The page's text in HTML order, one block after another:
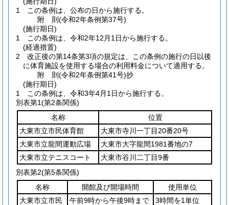
1
この条例は、公布の日から施行する。
附 則(令和2年条例第37号)
(施行期日)
1
この条例は、令和2年12月1日から施行する。
(経過措置)
2
改正後の第14条第3項の規定は、この条例の施行の日以後
に体育施設を使用する場合の利用料金について適用する。
附 則(令和2年条例第41号)抄
(施行期日)
1
この条例は、令和3年4月1日から施行する。
別表第1(第2条関係)
名称
位置
大東市立市民体育館
大東市寺川一丁目20番20号
大東市立龍間運動広場
大東市大字龍間1981番地の7
大東市立テニスコート
大東市谷川二丁目9番
別表第2(第5条関係)
名称
開館及び開場時間
使用単位
大東市立市民
午前9時から午後9時まで
3時間を1単位